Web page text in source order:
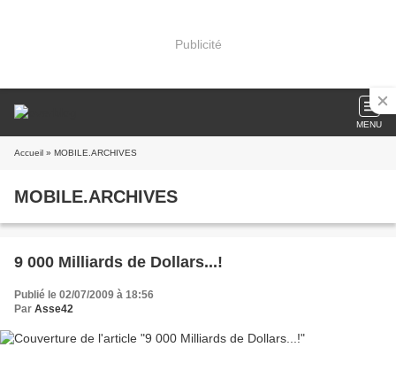
Publicité
MENU
Accueil » MOBILE.ARCHIVES
MOBILE.ARCHIVES
9 000 Milliards de Dollars...!
Publié le 02/07/2009 à 18:56
Par Asse42